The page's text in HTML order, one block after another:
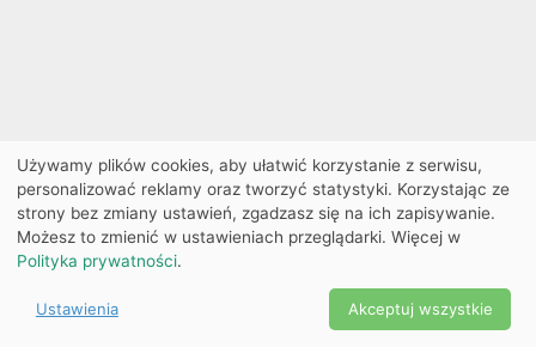
Ekobilet2026 |
Ustawienia
cookies
2026
Używamy plików cookies, aby ułatwić korzystanie z serwisu,
personalizować reklamy oraz tworzyć statystyki. Korzystając ze
strony bez zmiany ustawień, zgadzasz się na ich zapisywanie.
Możesz to zmienić w ustawieniach przeglądarki. Więcej w
Polityka prywatności.
Ustawienia Akceptuj wszystkie